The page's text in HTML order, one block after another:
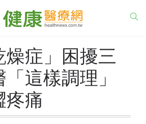
燥症」困擾三
這樣調理」
疼痛